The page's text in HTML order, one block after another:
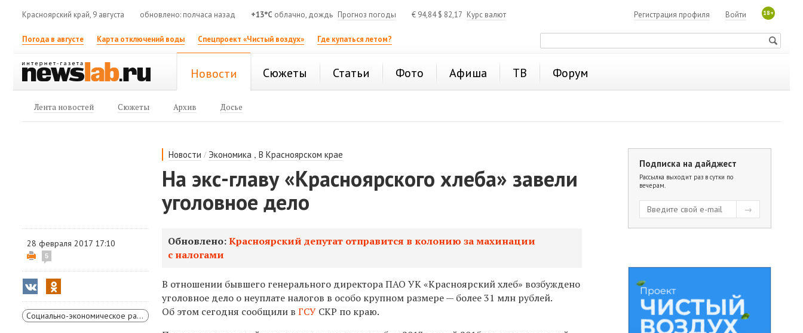
Красноярский край, 9 августа обновлено: полчаса назад +13°C облачно, дождь Прогноз погоды € 94,84$ 82,17 Курс валют 18+
Войти
Регистрация профиля
Погода в августе Карта отключений воды Спецпроект «Чистый воздух» Где купаться летом?
Новости Сюжеты Статьи Фото Афиша ТВ Форум
Лента новостей Сюжеты Архив Досье
Новости / Экономика ,В Красноярском крае
На экс-главу «Красноярского хлеба» завели
уголовное дело
28 февраля 2017 17:10
5
Социально-экономическое развитие Красноярского края
Обновлено:Красноярский депутат отправится в колонию за махинации
с налогами
В отношении бывшего генерального директора ПАО УК «Красноярский хлеб» возбуждено
уголовное дело о неуплате налогов в особо крупном размере — более 31 млн рублей.
Об этом сегодня сообщили вГСУ СКР по краю.
Подписка на дайджест
Рассылка выходит раз в сутки по
вечерам.